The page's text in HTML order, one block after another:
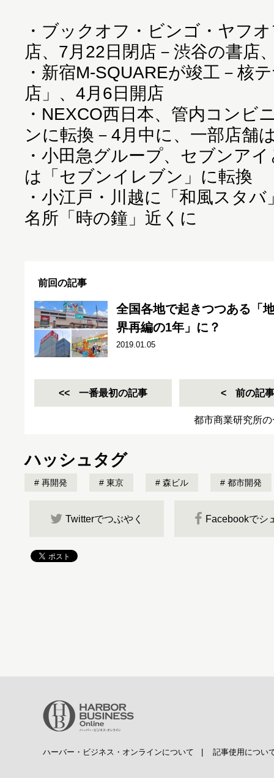
・ ブックオフ・ビンゴ・ヤフ
店、7月22日閉店－渋谷の書店
・ 新宿M-SQUAREが竣工－核
店」、4月6日開店
・ NEXCO西日本、管内コンビ
ンに転換－4月中に、一部店舗
・ 小田急グループ、セブンア
は「セブンイレブン」に転換
・ 小江戸・川越に「和風スタバ
名所「時の鐘」近くに
前回の記事
全国各地で起きつつある「
界再編の1年」に？
2019.01.05
一番最初の記事 前の記事
都市商業研究所
ハッシュタグ
再開発 東京 森ビル 都市開発
Twitterでつぶやく Facebookでシ
ハーバー・ビジネス・オンラインについて 記事使用につい